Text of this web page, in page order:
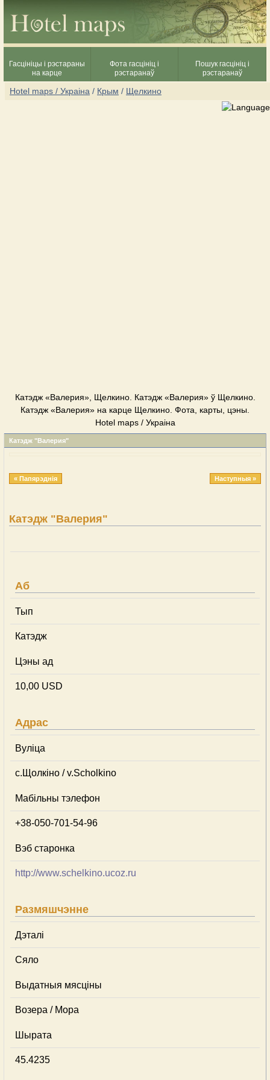
Гасцініцы і рэстараны
на карце
Фота гасцініц і
рэстаранаў
Пошук гасцініц і
рэстаранаў
Hotel maps / Украіна / Крым / Щелкино
Катэдж «Валерия», Щелкино. Катэдж «Валерия» ў Щелкино.
Катэдж «Валерия» на карце Щелкино. Фота, карты, цэны.
Hotel maps / Украіна
Катэдж "Валерия"
« Папярэднія Наступныя »
Катэдж "Валерия"
Аб
Тып
Катэдж
Цэны ад
10,00 USD
Адрас
Вуліца
с.Щолкіно / v.Scholkino
Мабільны тэлефон
+38-050-701-54-96
Вэб старонка
http://www.schelkino.ucoz.ru
Размяшчэнне
Дэталі
Сяло
Выдатныя мясціны
Возера / Мора
Шырата
45.4235